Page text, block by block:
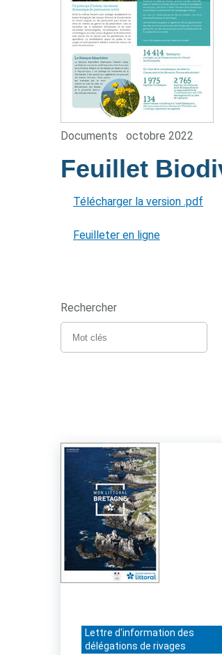
Documents octobre 2022
Feuillet
Télécharger la version .pdf
Feuilleter en ligne
Rechercher
Lettre d'information des
délégations de rivages